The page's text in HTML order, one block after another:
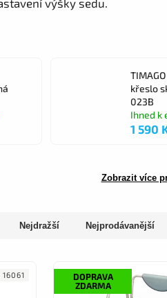
křeslo
023B
Ihned k
1 590
Zobrazit více
Nejdražší Nejprodávanější
16061
DOPRAVA
ZDARMA